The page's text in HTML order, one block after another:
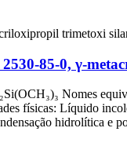
85-0, γ-
Nomes
físicas: Líquido
hidrolítica e